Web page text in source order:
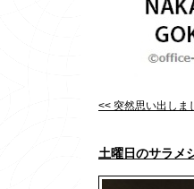
<< 突然思い出しま
土曜日のサラメ